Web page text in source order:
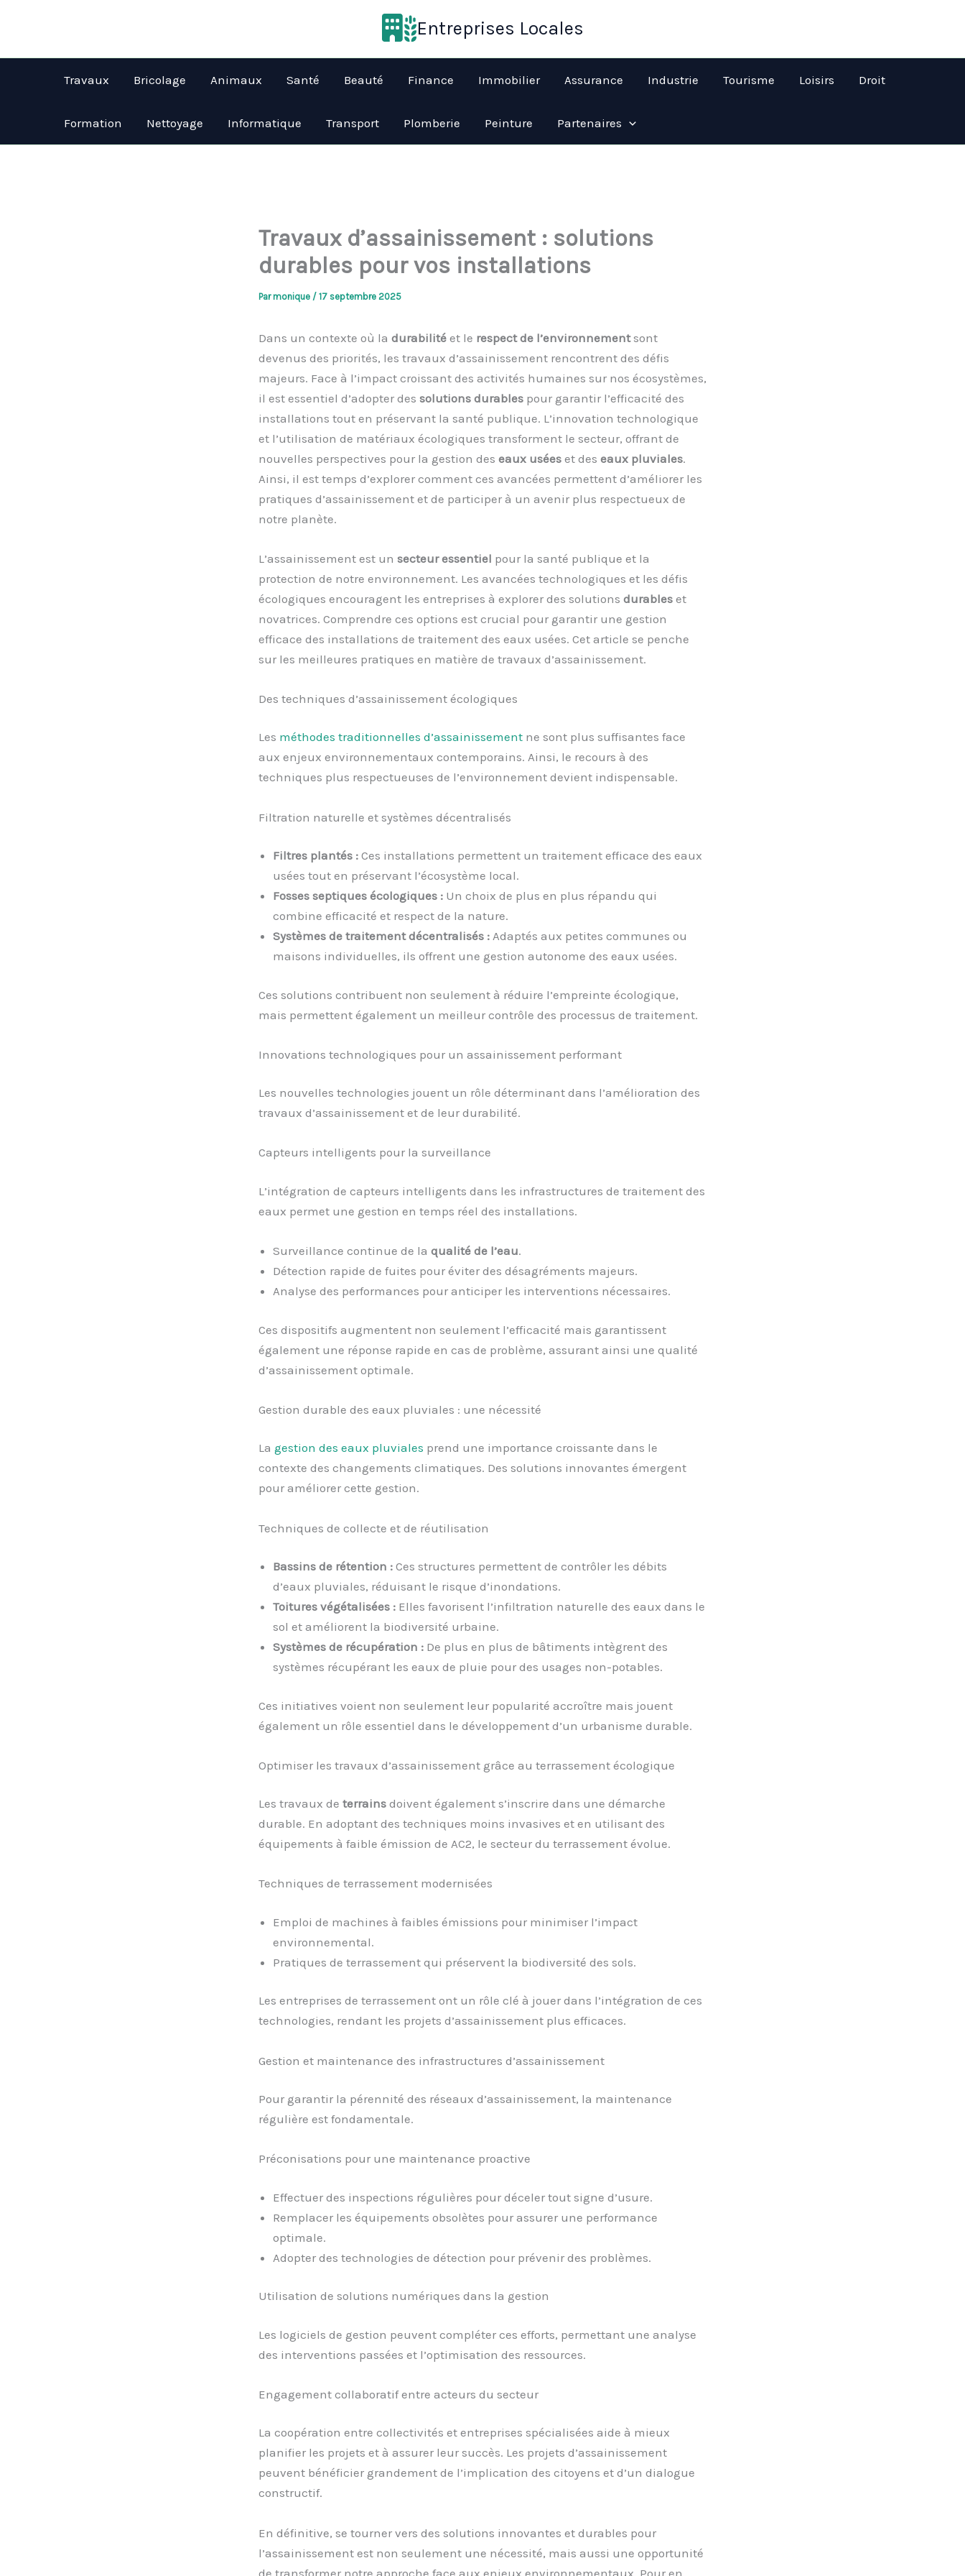
Entreprises Locales
Travaux Bricolage Animaux Santé Beauté Finance Immobilier Assurance Industrie Tourisme Loisirs Droit
Formation Nettoyage Informatique Transport Plomberie Peinture Partenaires
Travaux d’assainissement : solutions
durables pour vos installations
Parmonique / 17 septembre 2025
Dans un contexte où la durabilitéet le respect de l’environnementsont
devenus des priorités, les travaux d’assainissement rencontrent des défis
majeurs. Face à l’impact croissant des activités humaines sur nos écosystèmes,
il est essentiel d’adopter des solutions durablespour garantir l’efficacité des
installations tout en préservant la santé publique. L’innovation technologique
et l’utilisation de matériaux écologiques transforment le secteur, offrant de
nouvelles perspectives pour la gestion des eaux uséeset des eaux pluviales.
Ainsi, il est temps d’explorer comment ces avancées permettent d’améliorer les
pratiques d’assainissement et de participer à un avenir plus respectueux de
notre planète.
L’assainissement est un secteur essentiel pour la santé publique et la
protection de notre environnement. Les avancées technologiques et les défis
écologiques encouragent les entreprises à explorer des solutions durableset
novatrices. Comprendre ces options est crucial pour garantir une gestion
efficace des installations de traitement des eaux usées. Cet article se penche
sur les meilleures pratiques en matière de travaux d’assainissement.
Des techniques d’assainissement écologiques
Les méthodes traditionnelles d’assainissementne sont plus suffisantes face
aux enjeux environnementaux contemporains. Ainsi, le recours à des
techniques plus respectueuses de l’environnement devient indispensable.
Filtration naturelle et systèmes décentralisés
Filtres plantés :Ces installations permettent un traitement efficace des eaux
usées tout en préservant l’écosystème local.
Fosses septiques écologiques :Un choix de plus en plus répandu qui
combine efficacité et respect de la nature.
Systèmes de traitement décentralisés :Adaptés aux petites communes ou
maisons individuelles, ils offrent une gestion autonome des eaux usées.
Ces solutions contribuent non seulement à réduire l’empreinte écologique,
mais permettent également un meilleur contrôle des processus de traitement.
Innovations technologiques pour un assainissement performant
Les nouvelles technologies jouent un rôle déterminant dans l’amélioration des
travaux d’assainissement et de leur durabilité.
Capteurs intelligents pour la surveillance
L’intégration de capteurs intelligents dans les infrastructures de traitement des
eaux permet une gestion en temps réel des installations.
Surveillance continue de la qualité de l’eau.
Détection rapide de fuites pour éviter des désagréments majeurs.
Analyse des performances pour anticiper les interventions nécessaires.
Ces dispositifs augmentent non seulement l’efficacité mais garantissent
également une réponse rapide en cas de problème, assurant ainsi une qualité
d’assainissement optimale.
Gestion durable des eaux pluviales : une nécessité
La gestion des eaux pluviales prend une importance croissante dans le
contexte des changements climatiques. Des solutions innovantes émergent
pour améliorer cette gestion.
Techniques de collecte et de réutilisation
Bassins de rétention :Ces structures permettent de contrôler les débits
d’eaux pluviales, réduisant le risque d’inondations.
Toitures végétalisées :Elles favorisent l’infiltration naturelle des eaux dans le
sol et améliorent la biodiversité urbaine.
Systèmes de récupération :De plus en plus de bâtiments intègrent des
systèmes récupérant les eaux de pluie pour des usages non-potables.
Ces initiatives voient non seulement leur popularité accroître mais jouent
également un rôle essentiel dans le développement d’un urbanisme durable.
Optimiser les travaux d’assainissement grâce au terrassement écologique
Les travaux de terrainsdoivent également s’inscrire dans une démarche
durable. En adoptant des techniques moins invasives et en utilisant des
équipements à faible émission de AC2, le secteur du terrassement évolue.
Techniques de terrassement modernisées
Emploi de machines à faibles émissions pour minimiser l’impact
environnemental.
Pratiques de terrassement qui préservent la biodiversité des sols.
Les entreprises de terrassement ont un rôle clé à jouer dans l’intégration de ces
technologies, rendant les projets d’assainissement plus efficaces.
Gestion et maintenance des infrastructures d’assainissement
Pour garantir la pérennité des réseaux d’assainissement, la maintenance
régulière est fondamentale.
Préconisations pour une maintenance proactive
Effectuer des inspections régulières pour déceler tout signe d’usure.
Remplacer les équipements obsolètes pour assurer une performance
optimale.
Adopter des technologies de détection pour prévenir des problèmes.
Utilisation de solutions numériques dans la gestion
Les logiciels de gestion peuvent compléter ces efforts, permettant une analyse
des interventions passées et l’optimisation des ressources.
Engagement collaboratif entre acteurs du secteur
La coopération entre collectivités et entreprises spécialisées aide à mieux
planifier les projets et à assurer leur succès. Les projets d’assainissement
peuvent bénéficier grandement de l’implication des citoyens et d’un dialogue
constructif.
En définitive, se tourner vers des solutions innovantes et durables pour
l’assainissement est non seulement une nécessité, mais aussi une opportunité
de transformer notre approche face aux enjeux environnementaux. Pour en